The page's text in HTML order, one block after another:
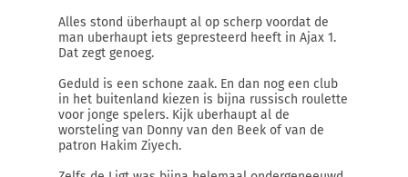
Alles stond überhaupt al op scherp voordat de
man uberhaupt iets gepresteerd heeft in Ajax 1.
Dat zegt genoeg.
Geduld is een schone zaak. En dan nog een club
in het buitenland kiezen is bijna russisch roulette
voor jonge spelers. Kijk uberhaupt al de
worsteling van Donny van den Beek of van de
patron Hakim Ziyech.